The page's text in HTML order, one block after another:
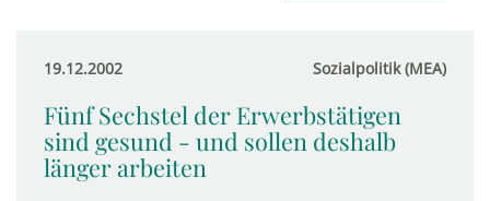
19.12.2002 Sozialpolitik (MEA)
Fünf Sechstel der Erwerbstätigen
sind gesund - und sollen deshalb
länger arbeiten